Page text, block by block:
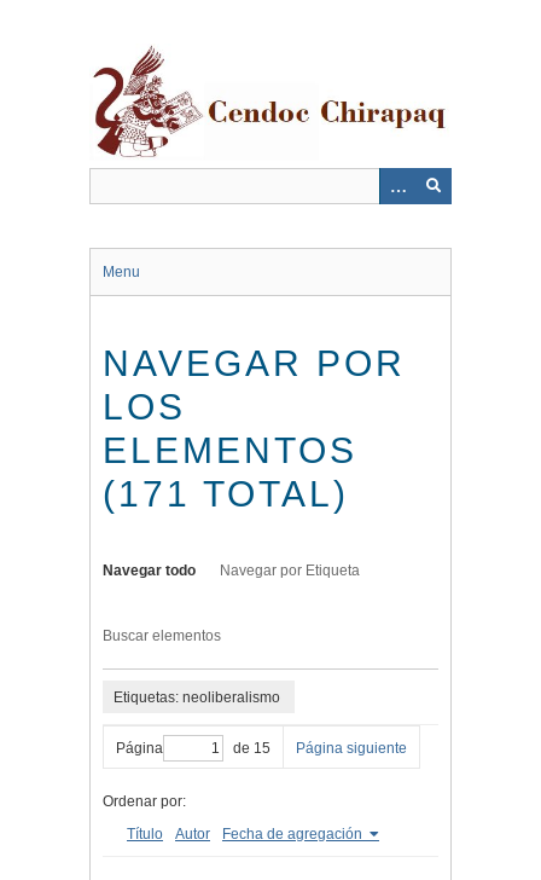
Menu
NAVEGAR POR
LOS
ELEMENTOS
(171 TOTAL)
Navegar todo Navegar por Etiqueta
Buscar elementos
Etiquetas: neoliberalismo
Página de 15 Página siguiente
Ordenar por:
Título
Autor Fecha de agregación